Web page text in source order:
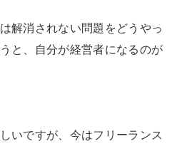
解消されない問題をどうやっ
と、自分が経営者になるのが
いですが、今はフリーランス